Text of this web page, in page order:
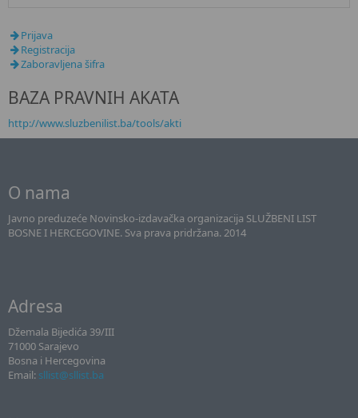
Prijava
Registracija
Zaboravljena šifra
BAZA PRAVNIH AKATA
http://www.sluzbenilist.ba/tools/akti
O nama
Javno preduzeće Novinsko-izdavačka organizacija SLUŽBENI LIST
BOSNE I HERCEGOVINE. Sva prava pridržana. 2014
Adresa
Džemala Bijedića 39/III
71000 Sarajevo
Bosna i Hercegovina
Email: sllist@sllist.ba